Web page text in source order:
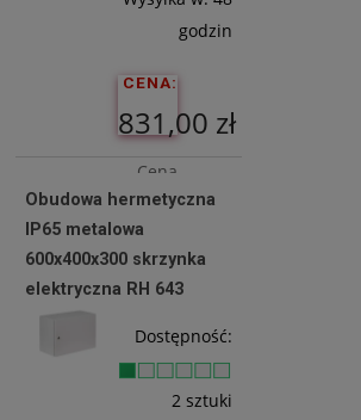
godzin
CENA:
831,00 zł
Cena
netto:
675,61 zł
Do
Obudowa hermetyczna
IP65 metalowa
600x400x300 skrzynka
elektryczna RH 643
Dostępność:
2 sztuki